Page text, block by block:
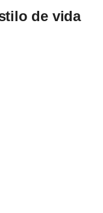
de vida